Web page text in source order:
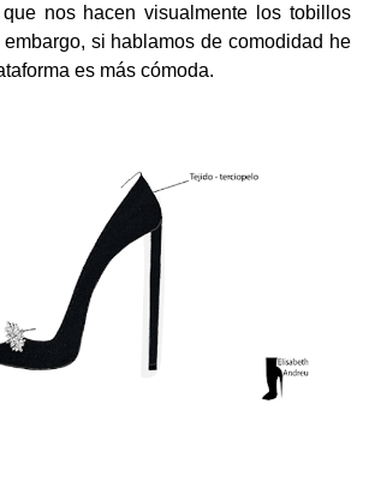
nos hacen visualmente los tobillos
si hablamos de comodidad he
es más cómoda.